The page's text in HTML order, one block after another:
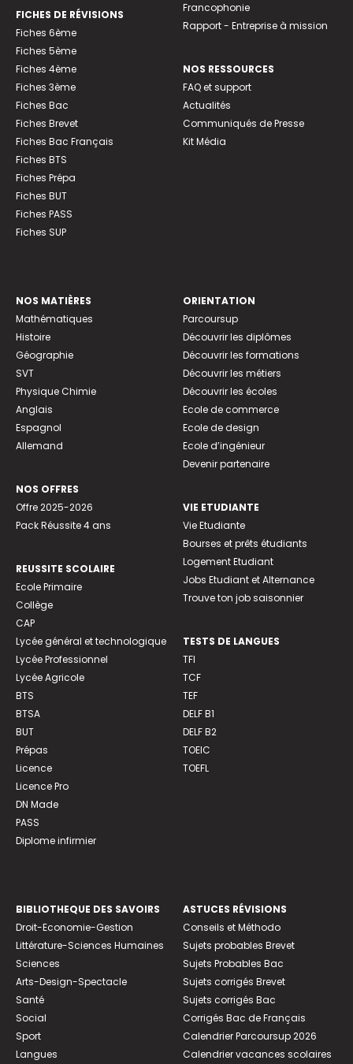
FICHES DE RÉVISIONS
Fiches 6ème
Fiches 5ème
Fiches 4ème
Fiches 3ème
Fiches Bac
Fiches Brevet
Fiches Bac Français
Fiches BTS
Fiches Prépa
Fiches BUT
Fiches PASS
Fiches SUP
Francophonie
Rapport - Entreprise à mission
NOS RESSOURCES
FAQ et support
Actualités
Communiqués de Presse
Kit Média
NOS MATIÈRES
Mathématiques
Histoire
Géographie
SVT
Physique Chimie
Anglais
Espagnol
Allemand
NOS OFFRES
Offre 2025-2026
Pack Réussite 4 ans
REUSSITE SCOLAIRE
Ecole Primaire
Collège
CAP
Lycée général et technologique
Lycée Professionnel
Lycée Agricole
BTS
BTSA
BUT
Prépas
Licence
Licence Pro
DN Made
PASS
Diplome infirmier
ORIENTATION
Parcoursup
Découvrir les diplômes
Découvrir les formations
Découvrir les métiers
Découvrir les écoles
Ecole de commerce
Ecole de design
Ecole d’ingénieur
Devenir partenaire
VIE ETUDIANTE
Vie Etudiante
Bourses et prêts étudiants
Logement Etudiant
Jobs Etudiant et Alternance
Trouve ton job saisonnier
TESTS DE LANGUES
TFI
TCF
TEF
DELF B1
DELF B2
TOEIC
TOEFL
BIBLIOTHEQUE DES SAVOIRS
Droit-Economie-Gestion
Littérature-Sciences Humaines
Sciences
Arts-Design-Spectacle
Santé
Social
Sport
Langues
ASTUCES RÉVISIONS
Conseils et Méthodo
Sujets probables Brevet
Sujets Probables Bac
Sujets corrigés Brevet
Sujets corrigés Bac
Corrigés Bac de Français
Calendrier Parcoursup 2026
Calendrier vacances scolaires